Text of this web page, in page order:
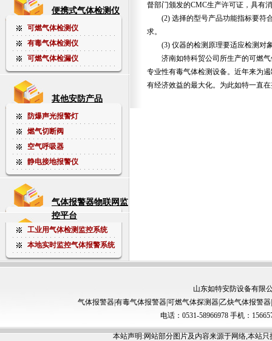
便携式气体检测仪
可燃气体检测仪
有毒气体检测仪
可燃气体检漏仪
其他安防产品
防爆声光报警灯
燃气切断阀
空气呼吸器
静电接地报警仪
气体报警器物联网监
控平台
工业用气体检测监控系统
本地实时监控气体报警系统
督部门颁发的CMC生产许可证，具有
(2) 选择的型号产品功能指标要符合
求。
(3) 仪器的检测原理要适应检测对
济南如特科贸公司所生产的可燃气
专业性有毒气体检测设备。近年来为
有经济效益的最大化。为此如特一直
山东如特安防设备有限
气体报警器有毒气体报警器可燃气体探测器乙炔气体报警器
电话：0531-58966978 手机：
本站声明:网站部分图片及内容来源于网络,本站